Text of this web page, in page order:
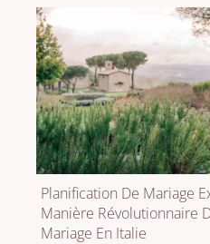
Planification De Mariage
Manière Révolutionnaire
Mariage En Italie